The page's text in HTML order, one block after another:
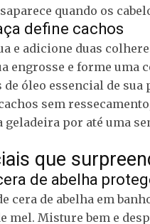
quando os
define cachos
e adicione duas
engrosse e forme uma
óleo essencial de sua
sem
geladeira por até uma
que
de abelha
cera de abelha em
mel. Misture bem e